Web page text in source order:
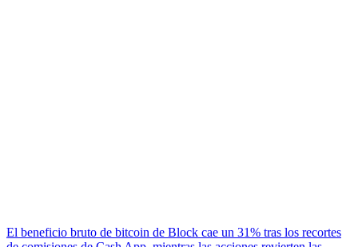
El beneficio bruto de bitcoin de Block cae un 31% tras los recortes